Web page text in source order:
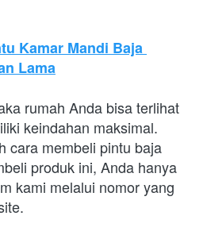
Kamar Mandi Baja
Lama
rumah Anda bisa terlihat
keindahan maksimal.
cara membeli pintu baja
produk ini, Anda hanya
kami melalui nomor yang